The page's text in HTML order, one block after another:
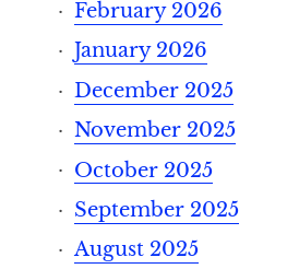
February 2026
January 2026
December 2025
November 2025
October 2025
September 2025
August 2025